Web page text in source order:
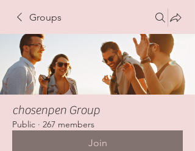
Groups
chosenpen Group
Public · 267 members
Join